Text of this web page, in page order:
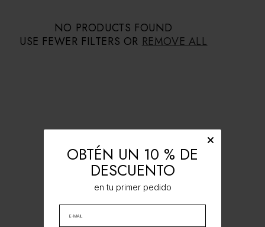
NO PRODUCTS FOUND
USE FEWER FILTERS OR REMOVE ALL
OBTÉN UN 10 % DE
DESCUENTO
en tu primer pedido